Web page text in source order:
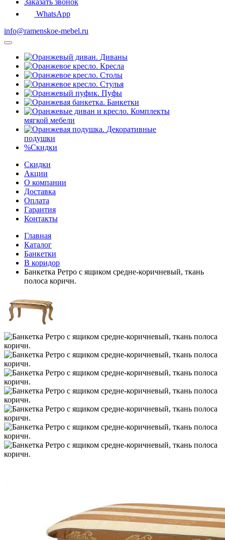
Заказать звонок
WhatsApp
info@ramenskoe-mebel.ru
Диваны
Кресла
Столы
Стулья
Пуфы
Банкетки
Комплекты
мягкой мебели
Декоративные
подушки
%Скидки
Скидки
Акции
О компании
Доставка
Оплата
Гарантия
Контакты
Главная
Каталог
Банкетки
В коридор
Банкетка Ретро с ящиком средне-коричневый, ткань
полоса коричн.